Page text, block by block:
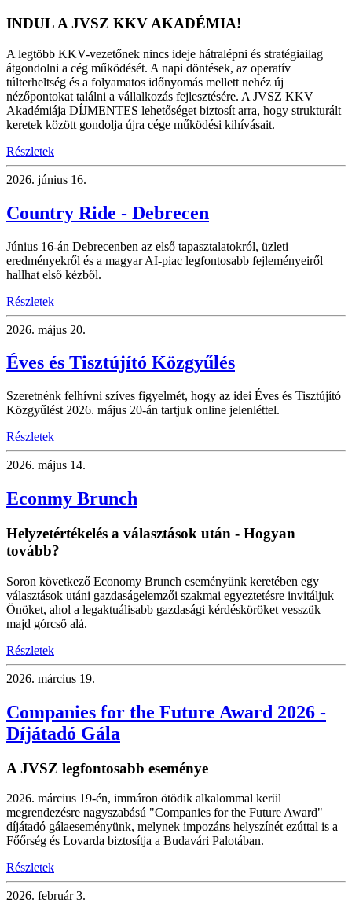
INDUL A JVSZ KKV AKADÉMIA!
A legtöbb KKV-vezetőnek nincs ideje hátralépni és stratégiailag
átgondolni a cég működését. A napi döntések, az operatív
túlterheltség és a folyamatos időnyomás mellett nehéz új
nézőpontokat találni a vállalkozás fejlesztésére. A JVSZ KKV
Akadémiája DÍJMENTES lehetőséget biztosít arra, hogy strukturált
keretek között gondolja újra cége működési kihívásait.
Részletek
2026. június 16.
Country Ride - Debrecen
Június 16-án Debrecenben az első tapasztalatokról, üzleti
eredményekről és a magyar AI-piac legfontosabb fejleményeiről
hallhat első kézből.
Részletek
2026. május 20.
Éves és Tisztújító Közgyűlés
Szeretnénk felhívni szíves figyelmét, hogy az idei Éves és Tisztújító
Közgyűlést 2026. május 20-án tartjuk online jelenléttel.
Részletek
2026. május 14.
Econmy Brunch
Helyzetértékelés a választások után - Hogyan
tovább?
Soron következő Economy Brunch eseményünk keretében egy
választások utáni gazdaságelemzői szakmai egyeztetésre invitáljuk
Önöket, ahol a legaktuálisabb gazdasági kérdésköröket vesszük
majd górcső alá.
Részletek
2026. március 19.
Companies for the Future Award 2026 -
Díjátadó Gála
A JVSZ legfontosabb eseménye
2026. március 19-én, immáron ötödik alkalommal kerül
megrendezésre nagyszabású "Companies for the Future Award"
díjátadó gálaeseményünk, melynek impozáns helyszínét ezúttal is a
Főőrség és Lovarda biztosítja a Budavári Palotában.
Részletek
2026. február 3.